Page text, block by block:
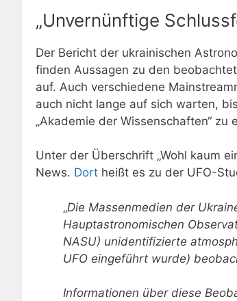
„Unvernünftige
Der Bericht der ukrainischen
finden Aussagen zu den
auf. Auch verschiedene
auch nicht lange auf sich warten,
„Akademie der Wissenschaften“
Unter der Überschrift „Wohl kaum
News. Dort heißt es zu der UFO-
„Die Massenmedien der
Hauptastronomischen
NASU) unidentifizierte
UFO eingeführt wurde)
Informationen über diese